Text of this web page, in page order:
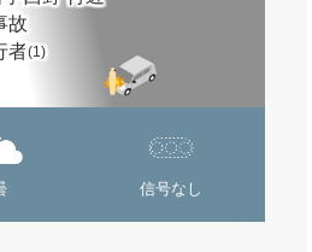
故
者(1)
信号なし